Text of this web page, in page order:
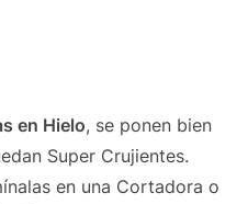
en Hielo, se ponen bien
Super Crujientes.
en una Cortadora o